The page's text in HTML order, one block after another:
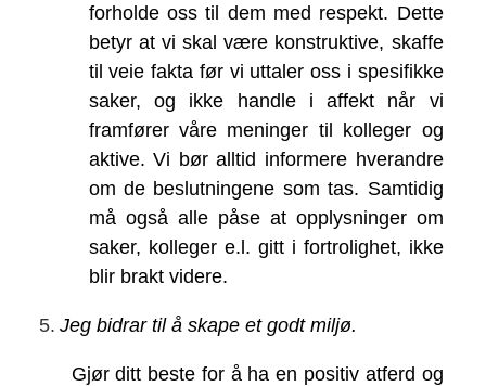
forholde oss til dem med respekt. Dette
betyr at vi skal være konstruktive, skaffe
til veie fakta før vi uttaler oss i spesifikke
saker, og ikke handle i affekt når vi
framfører våre meninger til kolleger og
aktive. Vi bør alltid informere hverandre
om de beslutningene som tas. Samtidig
må også alle påse at opplysninger om
saker, kolleger e.l. gitt i fortrolighet, ikke
blir brakt videre.
5. Jeg bidrar til å skape et godt miljø.
Gjør ditt beste for å ha en positiv atferd og